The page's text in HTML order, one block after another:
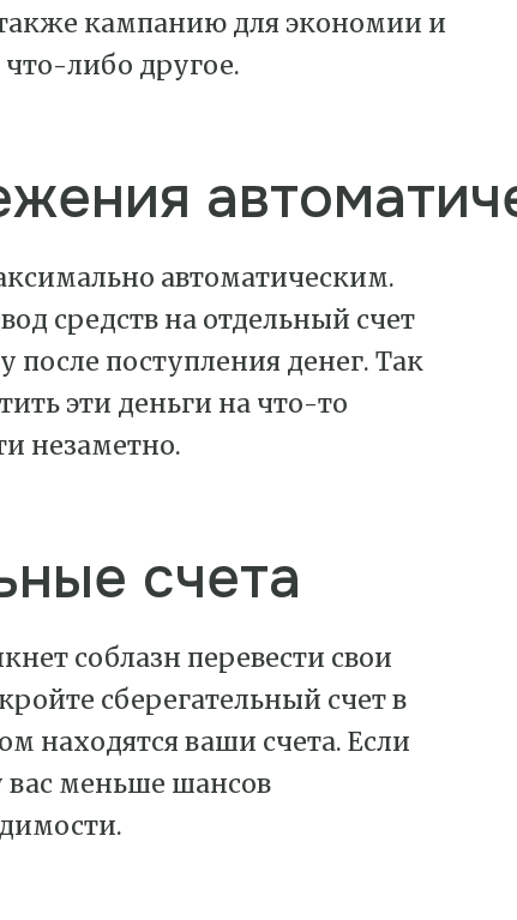
кампанию для экономии и
что-либо другое.
автоматическим.
средств на отдельный счет
после поступления денег. Так
эти деньги на что-то
незаметно.
счета
соблазн перевести свои
сберегательный счет в
находятся ваши счета. Если
меньше шансов